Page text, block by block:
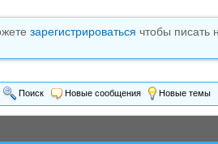
зарегистрироваться чтобы писать
Поиск Новые сообщения Новые темы